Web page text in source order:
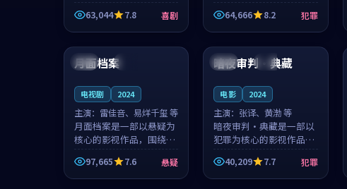
主创团队希望用深夜电台
的故事让观众停下来想一
想。韩星澜领衔，陆见鹿
担任重要角色，山田纯一
的叙事节...
63,044 7.8 喜剧
团队希望用高校追梦的故
事让观众停下来想一想。
赵砚青领衔，颜以南担任
重要角色，山田纯一的叙
事节奏一...
64,666 8.2 犯罪
泰国
99:46
月面档案
电视剧 2024
主演： 雷佳音、易烊千玺 等
月面档案是一部以悬疑为
核心的影视作品，围绕危
机、反转与人物成长展
开，整体节奏紧凑，值得
推荐观看。
97,665 7.6 悬疑
日本 杜比
99:08
暗夜审判·典藏
电影 2024
主演： 张译、黄渤 等
暗夜审判·典藏是一部以
犯罪为核心的影视作品，
围绕危机、反转与人物成
长展开，整体节奏紧凑，
值得推荐观看。
40,209 7.7 犯罪
99:47 99:34